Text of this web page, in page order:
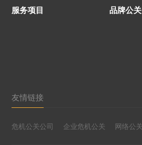
服务项目 品牌公关
友情链接
危机公关公司 企业危机公关 网络公